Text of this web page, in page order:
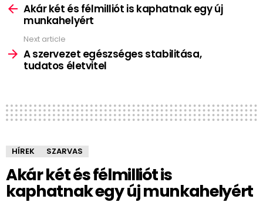
moreAkár két és félmilliót is kaphatnak egy új
munkahelyért
Next article
A szervezet egészséges stabilitása,
tudatos életvitel
HÍREK SZARVAS
Akár két és félmilliót is
kaphatnak egy új munkahelyért